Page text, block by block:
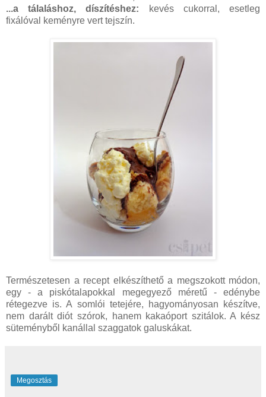
...a tálaláshoz, díszítéshez: kevés cukorral, esetleg
fixálóval keményre vert tejszín.
Természetesen a recept elkészíthető a megszokott módon,
egy - a piskótalapokkal megegyező méretű - edénybe
rétegezve is. A somlói tetejére, hagyományosan készítve,
nem darált diót szórok, hanem kakaóport szitálok. A kész
süteményből kanállal szaggatok galuskákat.
Megosztás